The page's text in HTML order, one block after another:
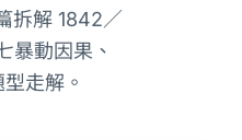
拆解 1842／
暴動因果、
走解。